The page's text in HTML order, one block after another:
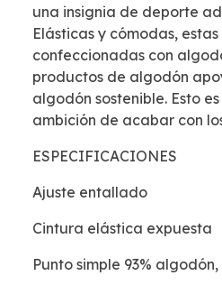
una insignia de deporte
Elásticas y cómodas,
confeccionadas con
productos de algodón
algodón sostenible. Esto
ambición de acabar con
ESPECIFICACIONES
Ajuste entallado
Cintura elástica expuesta
Punto simple 93%